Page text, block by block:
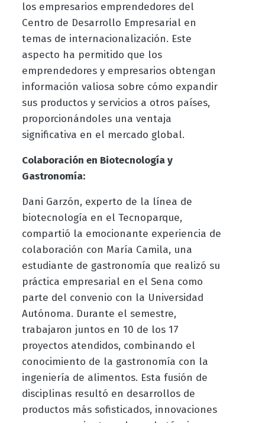
los empresarios emprendedores del
Centro de Desarrollo Empresarial en
temas de internacionalización. Este
aspecto ha permitido que los
emprendedores y empresarios obtengan
información valiosa sobre cómo expandir
sus productos y servicios a otros países,
proporcionándoles una ventaja
significativa en el mercado global.
Colaboración en Biotecnología y
Gastronomía:
Dani Garzón, experto de la línea de
biotecnología en el Tecnoparque,
compartió la emocionante experiencia de
colaboración con María Camila, una
estudiante de gastronomía que realizó su
práctica empresarial en el Sena como
parte del convenio con la Universidad
Autónoma. Durante el semestre,
trabajaron juntos en 10 de los 17
proyectos atendidos, combinando el
conocimiento de la gastronomía con la
ingeniería de alimentos. Esta fusión de
disciplinas resultó en desarrollos de
productos más sofisticados, innovaciones